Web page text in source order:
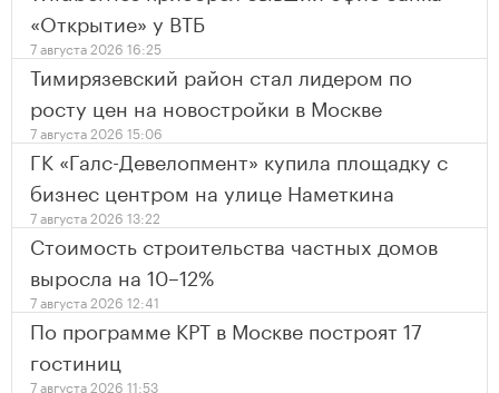
«Открытие» у ВТБ
7 августа 2026 16:25
Тимирязевский район стал лидером по
росту цен на новостройки в Москве
7 августа 2026 15:06
ГК «Галс-Девелопмент» купила площадку с
бизнес центром на улице Наметкина
7 августа 2026 13:22
Стоимость строительства частных домов
выросла на 10–12%
7 августа 2026 12:41
По программе КРТ в Москве построят 17
гостиниц
7 августа 2026 11:53